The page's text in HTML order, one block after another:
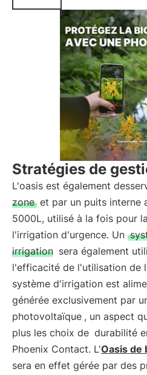
Stratégies de
L'oasis est également
zone et par un puits interne
5000L, utilisé à la fois pour
l'irrigation d'urgence. Un
irrigation sera également
l'efficacité de l'utilisation de
système d'irrigation est
générée exclusivement par
photovoltaïque , un aspect
plus les choix de durabilité
Phoenix Contact. L'Oasis de
sera en effet gérée par des